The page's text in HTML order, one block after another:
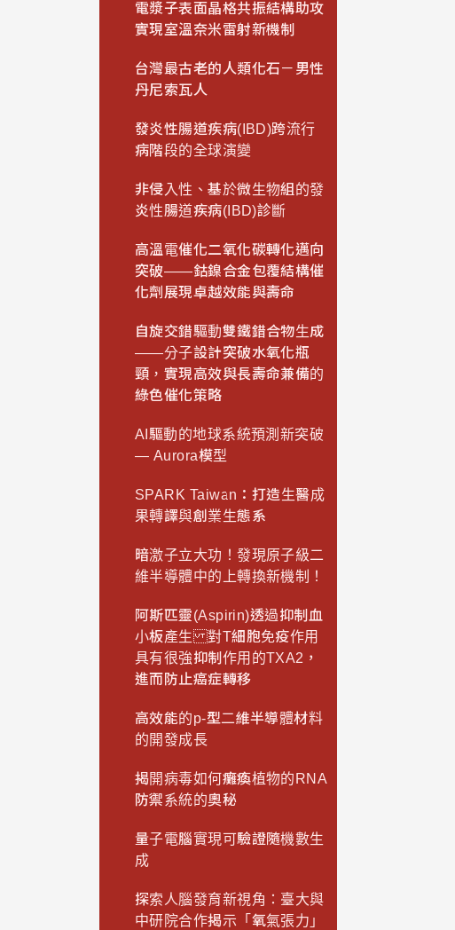
電漿子表面晶格共振結構助攻
實現室溫奈米雷射新機制
台灣最古老的人類化石－男性
丹尼索瓦人
發炎性腸道疾病(IBD)跨流行
病階段的全球演變
非侵入性、基於微生物組的發
炎性腸道疾病(IBD)診斷
高溫電催化二氧化碳轉化邁向
突破——鈷鎳合金包覆結構催
化劑展現卓越效能與壽命
自旋交錯驅動雙鐵錯合物生成
——分子設計突破水氧化瓶
頸，實現高效與長壽命兼備的
綠色催化策略
AI驅動的地球系統預測新突破
— Aurora模型
SPARK Taiwan：打造生醫成
果轉譯與創業生態系
暗激子立大功！發現原子級二
維半導體中的上轉換新機制！
阿斯匹靈(Aspirin)透過抑制血
小板產生 對T細胞免疫作用
具有很強抑制作用的TXA2，
進而防止癌症轉移
高效能的p-型二維半導體材料
的開發成長
揭開病毒如何癱瘓植物的RNA
防禦系統的奧秘
量子電腦實現可驗證隨機數生
成
探索人腦發育新視角：臺大與
中研院合作揭示「氧氣張力」